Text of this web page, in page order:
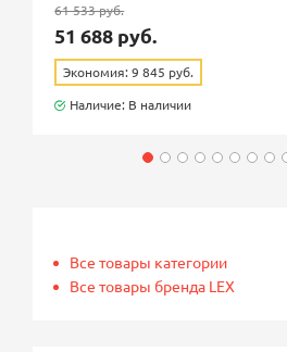
61 533 руб.
51 688 руб.
Экономия: 9 845 руб.
Наличие: В наличии
Все товары категории
Все товары бренда LEX